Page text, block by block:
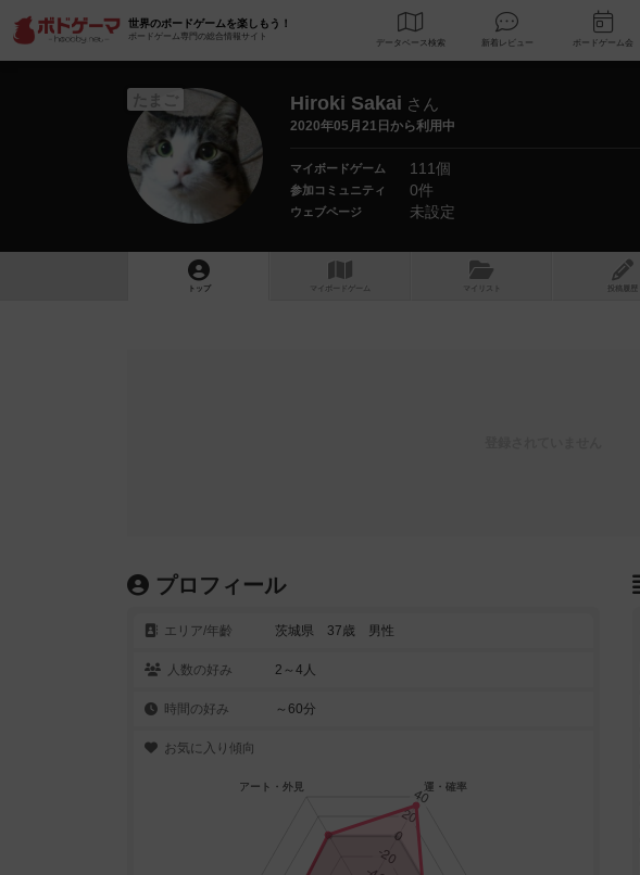
世界のボードゲームを楽しもう！
ボードゲーム専門の総合情報サイト
データベース 検索 新着レビュー
たまご Hiroki Sakai さん
2020年05月21日から利用中
マイボードゲーム 111個
参加コミュニティ 0件
ウェブページ 未設定
トップ マイボードゲーム マイリスト 投稿履歴
プロフィール
エリア/年齡 茨城県 37歳 男性
人数の好み 2～4人
時間の好み ～60分
お気に入り傾向